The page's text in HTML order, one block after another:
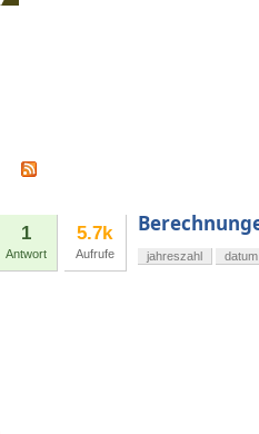
1
Antwort
5.7k
Aufrufe jahreszahl datum